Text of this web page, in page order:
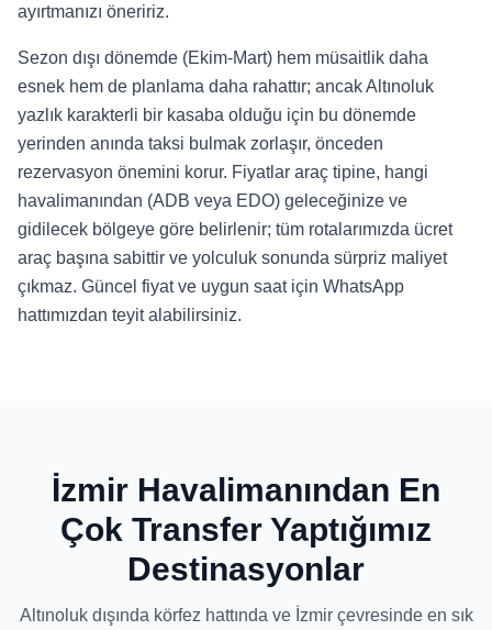
ayırtmanızı öneririz.
Sezon dışı dönemde (Ekim-Mart) hem müsaitlik daha
esnek hem de planlama daha rahattır; ancak Altınoluk
yazlık karakterli bir kasaba olduğu için bu dönemde
yerinden anında taksi bulmak zorlaşır, önceden
rezervasyon önemini korur. Fiyatlar araç tipine, hangi
havalimanından (ADB veya EDO) geleceğinize ve
gidilecek bölgeye göre belirlenir; tüm rotalarımızda ücret
araç başına sabittir ve yolculuk sonunda sürpriz maliyet
çıkmaz. Güncel fiyat ve uygun saat için WhatsApp
hattımızdan teyit alabilirsiniz.
İzmir Havalimanından En
Çok Transfer Yaptığımız
Destinasyonlar
Altınoluk dışında körfez hattında ve İzmir çevresinde en sık